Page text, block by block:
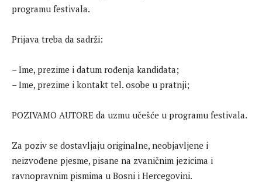
programu festivala.
Prijava treba da sadrži:
– Ime, prezime i datum rođenja kandidata;
– Ime, prezime i kontakt tel. osobe u pratnji;
POZIVAMO AUTORE da uzmu učešće u programu festivala.
Za poziv se dostavljaju originalne, neobjavljene i
neizvođene pjesme, pisane na zvaničnim jezicima i
ravnopravnim pismima u Bosni i Hercegovini.